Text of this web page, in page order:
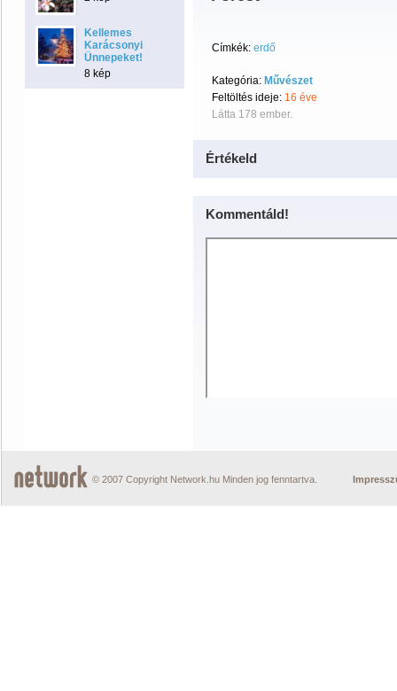
Kellemes
Karácsonyi
Ünnepeket!
8 kép
Címkék: erdő
Kategória: Művészet
Feltöltés ideje: 16 éve
Látta 178 ember.
Értékeld
Kommentáld!
© 2007 Copyright Network.hu Minden jog fenntartva.